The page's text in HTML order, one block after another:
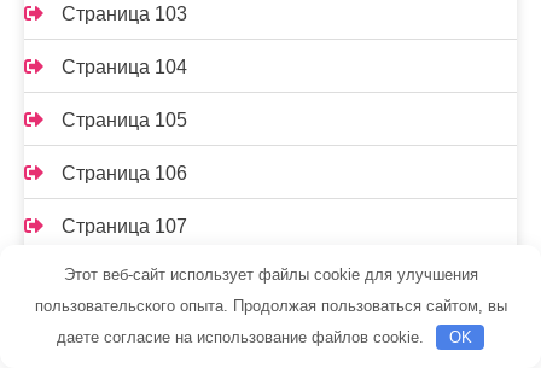
Страница 103
Страница 104
Страница 105
Страница 106
Страница 107
Страница 108
Страница 109
Этот веб-сайт использует файлы cookie для улучшения
пользовательского опыта. Продолжая пользоваться сайтом, вы
даете согласие на использование файлов cookie.
OK